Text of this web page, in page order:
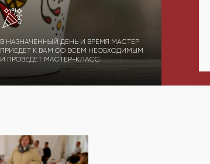
В НАЗНАЧЕННЫЙ ДЕНЬ И ВРЕМЯ МАСТЕР
ПРИЕДЕТ К ВАМ СО ВСЕМ НЕОБХОДИМЫМ
И ПРОВЕДЕТ МАСТЕР-КЛАСС